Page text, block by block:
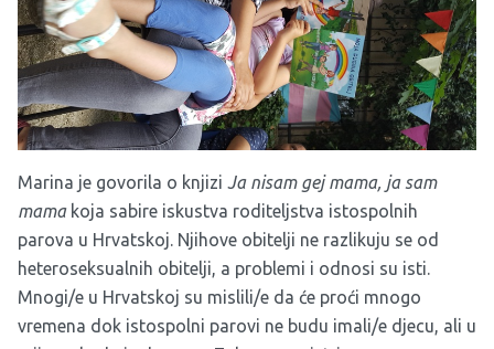
Marina je govorila o knjizi Ja nisam gej mama, ja sam
mamakoja sabire iskustva roditeljstva istospolnih
parova u Hrvatskoj. Njihove obitelji ne razlikuju se od
heteroseksualnih obitelji, a problemi i odnosi su isti.
Mnogi/e u Hrvatskoj su mislili/e da će proći mnogo
vremena dok istospolni parovi ne budu imali/e djecu, ali u